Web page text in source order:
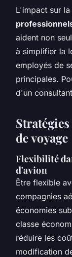
L'impact sur la
aident non
à simplifier la
employés de
principales.
d'un
de voyage
Flexibilité
d'avion
Être flexible
compagnies
économies
classe
réduire les
modification